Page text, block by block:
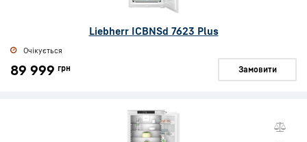
Liebherr ICBNSd 7623 Plus
Очікується
89 999 грн Замовити